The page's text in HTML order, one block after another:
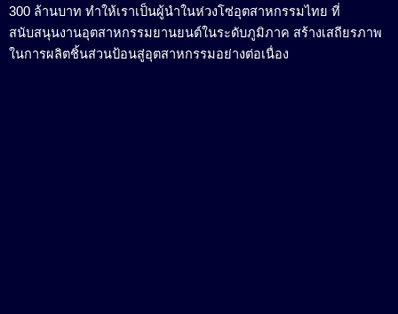
300 ล้านบาท ทำให้เราเป็นผู้นำในห่วงโซ่อุตสาหกรรมไทย ที่
สนับสนุนงานอุตสาหกรรมยานยนต์ในระดับภูมิภาค สร้างเสถียรภาพ
ในการผลิตชิ้นส่วนป้อนสู่อุตสาหกรรมอย่างต่อเนื่อง